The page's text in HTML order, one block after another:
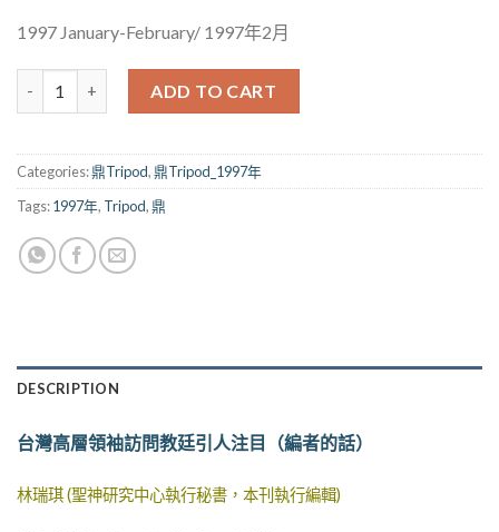
1997 January-February/ 1997年2月
ADD TO CART
Categories:鼎Tripod,鼎Tripod_1997年
Tags:1997年, Tripod,鼎
DESCRIPTION
台灣高層領袖訪問教廷引人注目（編者的話）
林瑞琪 (聖神研究中心執行秘書，本刊執行編輯)